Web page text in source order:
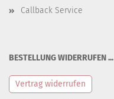
Callback Service
BESTELLUNG WIDERRUFEN ...
Vertrag widerrufen